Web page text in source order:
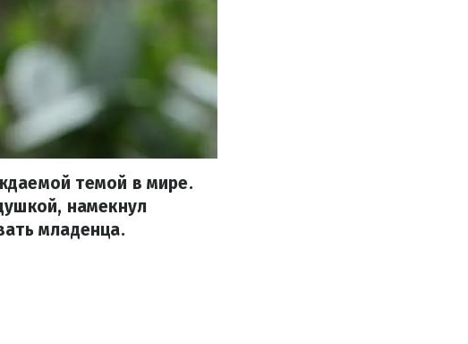
темой в мире.
намекнул
младенца.